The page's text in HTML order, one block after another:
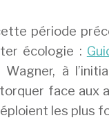
période
écologie :
Wagner, à
face aux
les plus